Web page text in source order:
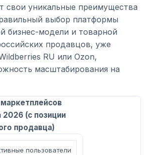
свои уникальные преимущества
выбор платформы
бизнес-модели и товарной
продавцов, уже
RU или Ozon,
масштабирования на
2026 (с позиции
продавца)
пользователи